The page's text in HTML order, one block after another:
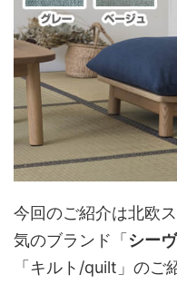
今回のご紹介は北欧
気のブランド「 シー
「キルト/quilt」のご